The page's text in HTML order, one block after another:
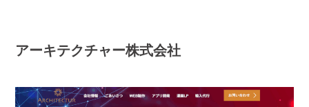
アーキテクチャー株式会社